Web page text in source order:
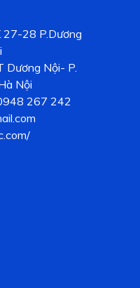
27-28 P.Dương
Nội- P.
Nội
267 242